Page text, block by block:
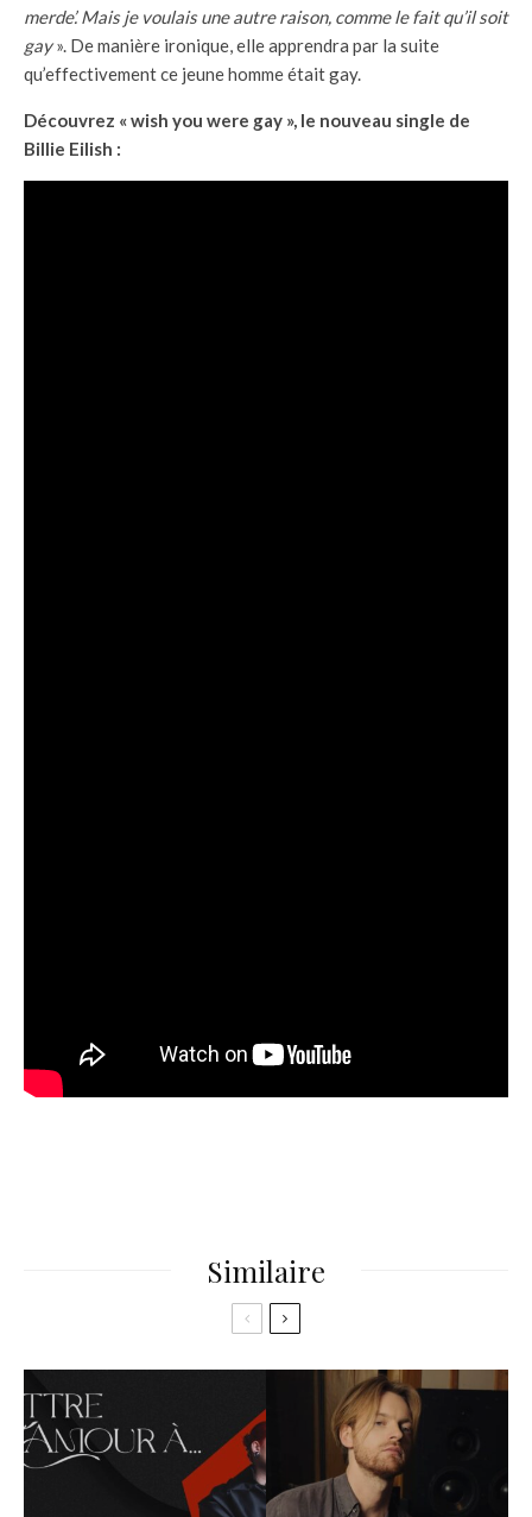
merde’. Mais je voulais une autre raison, comme le fait qu’il soit
gay». De manière ironique, elle apprendra par la suite
qu’effectivement ce jeune homme était gay.
Découvrez « wish you were gay », le nouveau single de
Billie Eilish :
Similaire